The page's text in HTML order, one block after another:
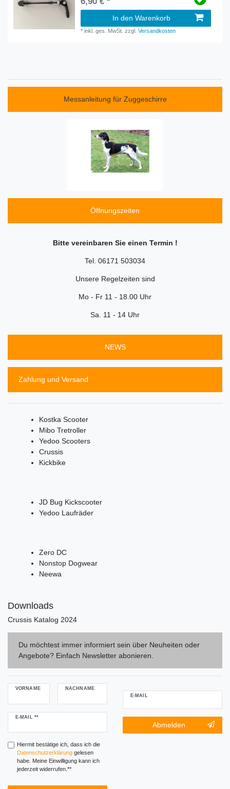
In den Warenkorb
*inkl. ges. MwSt. zzgl.Versandkosten
Messanleitung für Zuggeschirre
Öffnungszeiten
Bitte vereinbaren Sie einen Termin !
Tel. 06171 503034
Unsere Regelzeiten sind
Mo - Fr 11 - 18.00 Uhr
Sa. 11 - 14 Uhr
NEWS
Zahlung und Versand
Kostka Scooter
Mibo Tretroller
Yedoo Scooters
Crussis
Kickbike
JD Bug Kickscooter
Yedoo Laufräder
Zero DC
Nonstop Dogwear
Neewa
Downloads
Crussis Katalog 2024
Du möchtest immer informiert sein über Neuheiten oder
Angebote? Einfach Newsletter abonieren.
VORNAME NACHNAME
E-MAIL **
Newsletter
Hiermit bestätige ich, dass ich die
Daten­schutz­erklärunggelesen
habe. Meine Einwilligung kann ich
jederzeit widerrufen.**
E-MAIL
Newsletter-
Abmeldung
Abmelden